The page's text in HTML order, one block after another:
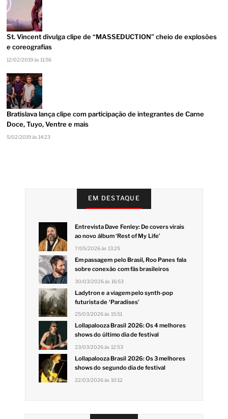
St. Vincent divulga clipe de “MASSEDUCTION” cheio de explosões
e coreografias
12/02/2019 às 11:56
Bratislava lança clipe com participação de integrantes de Carne
Doce, Tuyo, Ventre e mais
5/02/2019 às 14:23
EM DESTAQUE
Entrevista Dave Fenley: De covers virais
ao novo álbum ‘Rest of My Life’
7/05/2026 às 13:25
Em passagem pelo Brasil, Roo Panes fala
sobre conexão com fãs brasileiros
30/03/2026 às 16:53
Ladytron e a viagem pelo synth-pop
futurista de ‘Paradises’
25/03/2026 às 15:51
Lollapalooza Brasil 2026: Os 4 melhores
shows do último dia de festival
23/03/2026 às 12:53
Lollapalooza Brasil 2026: Os 3 melhores
shows do segundo dia de festival
22/03/2026 às 10:12